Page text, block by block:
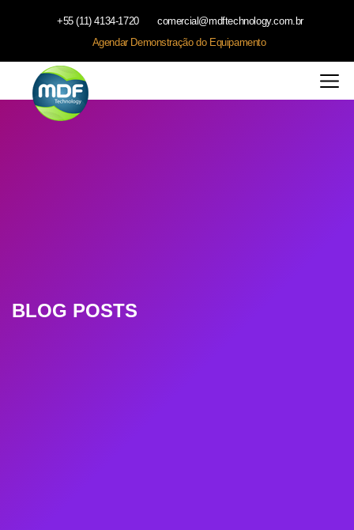
+55 (11) 4134-1720
comercial@mdftechnology.com.br
Agendar Demonstração do Equipamento
BLOG POSTS